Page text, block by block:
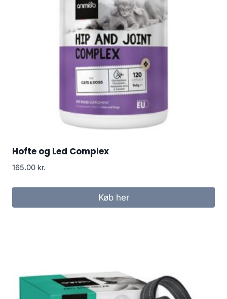
Hofte og Led Complex
165.00 kr.
Køb her